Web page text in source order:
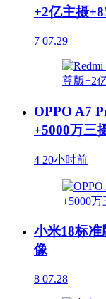
+2亿主摄
7 07.29
OPPO A7
+5000万三
4 20小时前
小米18标
像
8 07.28